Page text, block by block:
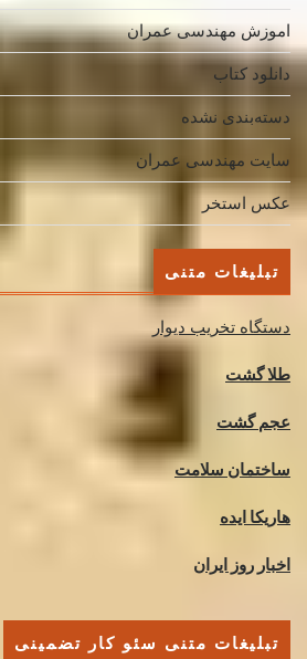
اموزش مهندسی عمران
دانلود کتاب
دسته‌بندی نشده
سایت مهندسی عمران
عکس استخر
تبلیغات متنی
دستگاه تخریب دیوار
طلا گشت
عجم گشت
ساختمان سلامت
هاریکا ایده
اخبار روز ایران
تبلیغات متنی سئو کار تضمینی